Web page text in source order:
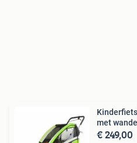
met
€ 249,00